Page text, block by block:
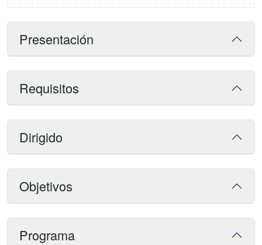
Presentación
Requisitos
Dirigido
Objetivos
Programa